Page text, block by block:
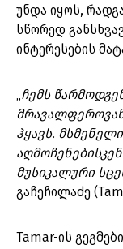
უნდა იყოს,
სწორედ
ინტერესების
„ჩემს
ჰყავს.
მუსიკალური
გაჩეჩილაძე
Tamar-ის